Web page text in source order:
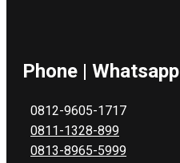
Phone | Whatsapp
0812-9605-1717
0811-1328-899
0813-8965-5999